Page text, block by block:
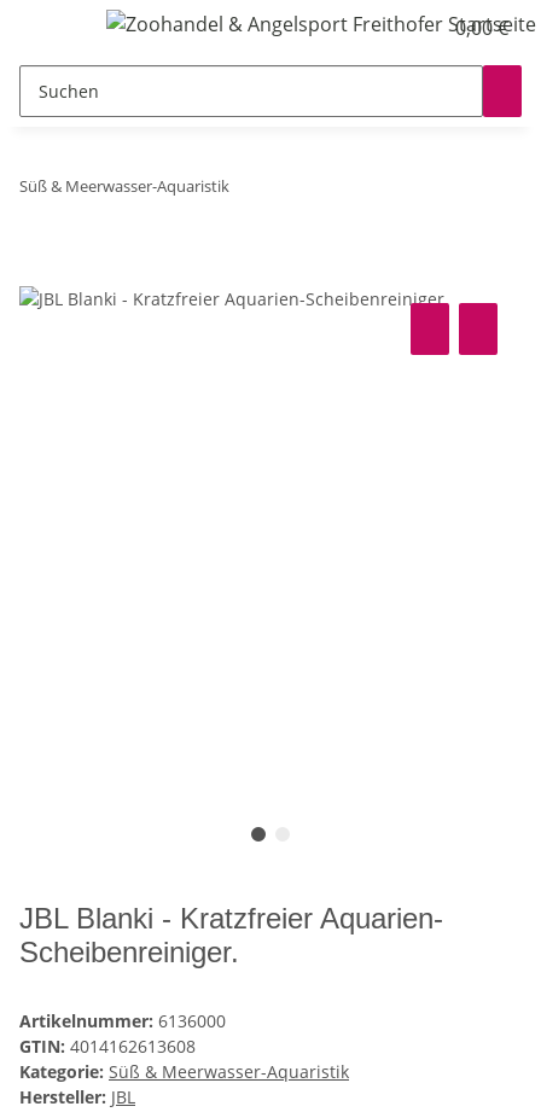
0,00 €
Süß & Meerwasser-Aquaristik
JBL Blanki - Kratzfreier Aquarien-
Scheibenreiniger.
Artikelnummer: 6136000
GTIN: 4014162613608
Kategorie: Süß & Meerwasser-Aquaristik
Hersteller: JBL